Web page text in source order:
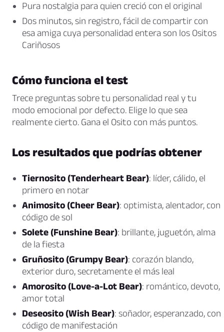
Pura nostalgia para quien creció con el original
Dos minutos, sin registro, fácil de compartir con
esa amiga cuya personalidad entera son los Ositos
Cariñosos
Cómo funciona el test
Trece preguntas sobre tu personalidad real y tu
modo emocional por defecto. Elige lo que sea
realmente cierto. Gana el Osito con más puntos.
Los resultados que podrías obtener
Tiernosito (Tenderheart Bear): líder, cálido, el
primero en notar
Animosito (Cheer Bear): optimista, alentador, con
código de sol
Solete (Funshine Bear): brillante, juguetón, alma
de la fiesta
Gruñosito (Grumpy Bear): corazón blando,
exterior duro, secretamente el más leal
Amorosito (Love-a-Lot Bear): romántico, devoto,
amor total
Deseosito (Wish Bear): soñador, esperanzado, con
código de manifestación